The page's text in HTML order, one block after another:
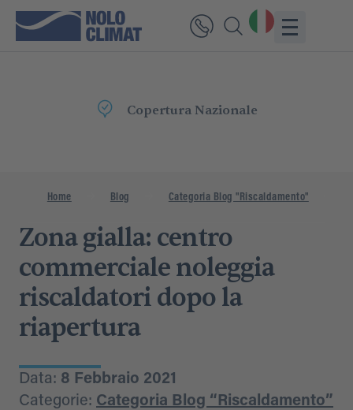
ConsegnaRapida
Home Blog Categoria Blog "Riscaldamento"
Zona gialla: centro
commerciale noleggia
riscaldatori dopo la
riapertura
Data: 8 Febbraio 2021
Categorie: Categoria Blog “Riscaldamento”